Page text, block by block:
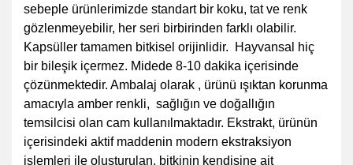
sebeple ürünlerimizde standart bir koku, tat ve renk
gözlenmeyebilir, her seri birbirinden farklı olabilir.
Kapsüller tamamen bitkisel orijinlidir. Hayvansal hiç
bir bileşik içermez. Midede 8-10 dakika içerisinde
çözünmektedir. Ambalaj olarak , ürünü ışıktan korunma
amacıyla amber renkli, sağlığın ve doğallığın
temsilcisi olan cam kullanılmaktadır. Ekstrakt, ürünün
içerisindeki aktif maddenin modern ekstraksiyon
işlemleri ile oluşturulan, bitkinin kendisine ait